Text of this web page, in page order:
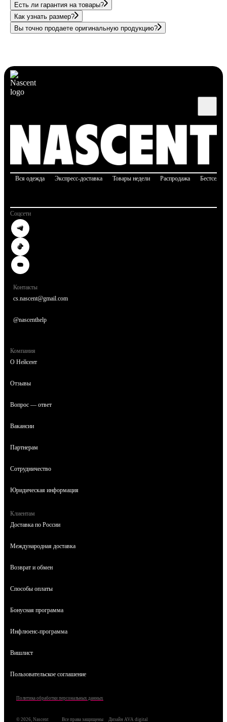
Есть ли гарантия на товары?
Как узнать размер?
Вы точно продаете оригинальную продукцию?
Вся одежда Экспресс-доставка Товары недели Распродажа
Соцсети
Контакты
cs.nascent@gmail.com
@nascenthelp
Компания
О Нейсент
Отзывы
Вопрос — ответ
Вакансии
Партнерам
Сотрудничество
Юридическая информация
Клиентам
Доставка по России
Международная доставка
Возврат и обмен
Способы оплаты
Бонусная программа
Инфлюенс-программа
Вишлист
Пользовательское соглашение
Все права защищены
Политика обработки персональных данных
Дизайн AVA digital
© 2026, Nascent